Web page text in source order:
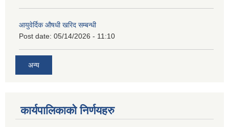
आयुवेर्दिक औषधी खरिद सम्बन्धी
Post date: 05/14/2026 - 11:10
अन्य
कार्यपालिकाको निर्णयहरु